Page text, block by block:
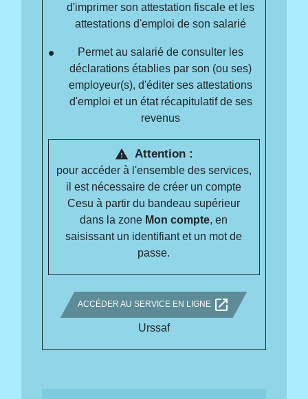
d'imprimer son attestation fiscale et les
attestations d'emploi de son salarié
Permet au salarié de consulter les
déclarations établies par son (ou ses)
employeur(s), d'éditer ses attestations
d'emploi et un état récapitulatif de ses
revenus
warning Attention :
pour accéder à l'ensemble des services,
il est nécessaire de créer un compte
Cesu à partir du bandeau supérieur
dans la zone Mon compte, en
saisissant un identifiant et un mot de
passe.
ACCÉDER AU SERVICE EN LIGNE open_in_new
Urssaf